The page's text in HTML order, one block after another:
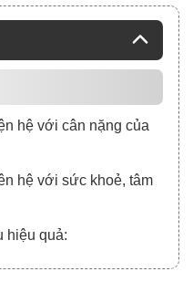
hệ với cân nặng của
hệ với sức khoẻ, tâm
hiệu quả: